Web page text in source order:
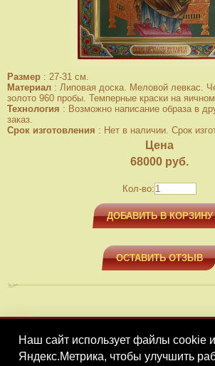
Размер : 27-31 см.
Материал : Липовая доска. Меловой левкас.
золото 960 пробы. Темперные краски на
Технология : Возможно написание образа в
заказ.
Срок изготовления : Нет в наличии. Срок
Цена
68000 руб.
Кол-во:
ДОБАВИТЬ В КОРЗИНУ
ОСТАВИТЬ ОТЗЫВ
МЕНЮ
КАТАЛОГ ТОВАРОВ
Наш сайт использует файлы cookie и
Яндекс.Метрика, чтобы улучшить